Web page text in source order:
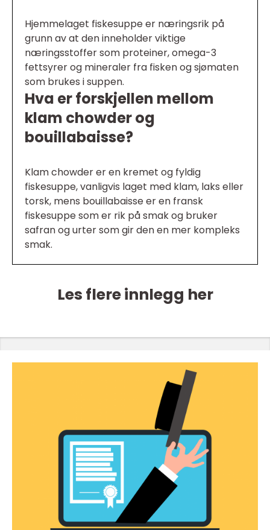
Hjemmelaget fiskesuppe er næringsrik på
grunn av at den inneholder viktige
næringsstoffer som proteiner, omega-3
fettsyrer og mineraler fra fisken og sjømaten
som brukes i suppen.
Hva er forskjellen mellom
klam chowder og
bouillabaisse?
Klam chowder er en kremet og fyldig
fiskesuppe, vanligvis laget med klam, laks eller
torsk, mens bouillabaisse er en fransk
fiskesuppe som er rik på smak og bruker
safran og urter som gir den en mer kompleks
smak.
Les flere innlegg her